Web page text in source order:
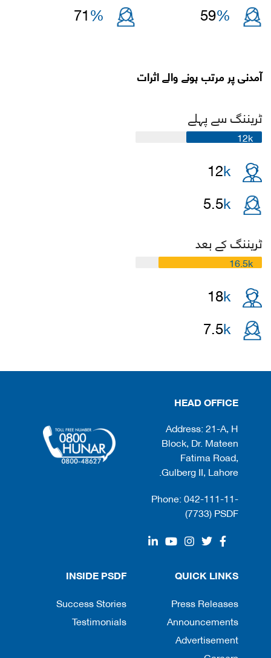
%
59
%
71
آمدنی پر مرتب ہونے والے اثرات
ٹریننگ سے پہلے
12k
k
12
k
5.5
ٹریننگ کے بعد
16.5k
k
18
k
7.5
HEAD OFFICE
Address: 21-A, H
Block, Dr. Mateen
Fatima Road,
Gulberg II, Lahore.
Phone: 042-111-11-
(7733) PSDF
QUICK LINKS
Press Releases
Announcements
Advertisement
INSIDE PSDF
Success Stories
Testimonials